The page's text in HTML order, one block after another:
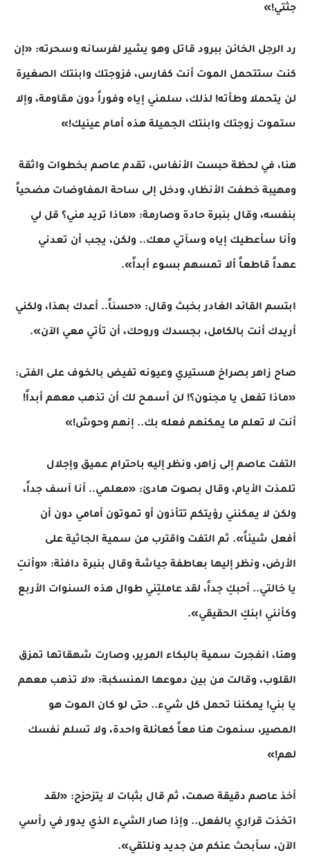
جثتي!»
​رد الرجل الخائن ببرود قاتل وهو يشير لفرسانه وسحرته: «إن
كنت ستتحمل الموت أنت كفارس، فزوجتك وابنتك الصغيرة
لن يتحملا وطأته! لذلك، سلمني إياه وفوراً دون مقاومة، وإلا
ستموت زوجتك وابنتك الجميلة هذه أمام عينيك!»
​هنا، في لحظة حبست الأنفاس، تقدم عاصم بخطوات واثقة
ومهيبة خطفت الأنظار، ودخل إلى ساحة المفاوضات مضحياً
بنفسه، وقال بنبرة حادة وصارمة: «ماذا تريد مني؟ قل لي
وأنا سأعطيك إياه وسآتي معك.. ولكن، يجب أن تعدني
عهداً قاطعاً ألا تمسهم بسوء أبداً».
​ابتسم القائد الغادر بخبث وقال: «حسناً.. أعدك بهذا، ولكني
أريدك أنت بالكامل، بجسدك وروحك، أن تأتي معي الآن».
​صاح زاهر بصراخ هستيري وعيونه تفيض بالخوف على الفتى:
«ماذا تفعل يا مجنون؟! لن أسمح لك أن تذهب معهم أبداً!
أنت لا تعلم ما يمكنهم فعله بك.. إنهم وحوش!»
​التفت عاصم إلى زاهر، ونظر إليه باحترام عميق وإجلال
تلمذت الأيام، وقال بصوت هادئ: «معلمي.. أنا آسف جداً،
ولكن لا يمكنني رؤيتكم تتأذون أو تموتون أمامي دون أن
أفعل شيئاً». ثم التفت واقترب من سمية الجاثية على
الأرض، ونظر إليها بعاطفة جياشة وقال بنبرة دافئة: «وأنتِ
يا خالتي.. أحبكِ جداً، لقد عاملتِني طوال هذه السنوات الأربع
وكأنني ابنكِ الحقيقي».
​وهنا، انفجرت سمية بالبكاء المرير، وصارت شهقاتها تمزق
القلوب، وقالت من بين دموعها المنسكبة: «لا تذهب معهم
يا بني! يمكننا تحمل كل شيء.. حتى لو كان الموت هو
المصير، سنموت هنا معاً كعائلة واحدة، ولا تسلم نفسك
لهم!»
​أخذ عاصم دقيقة صمت، ثم قال بثبات لا يتزحزح: «لقد
اتخذت قراري بالفعل.. وإذا صار الشيء الذي يدور في رأسي
الآن، سأبحث عنكم من جديد ونلتقي».